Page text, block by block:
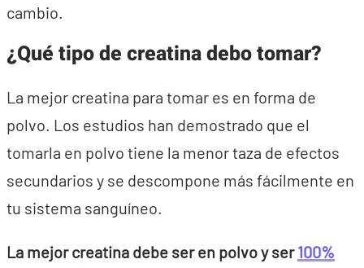
cambio.
¿Qué tipo de creatina debo tomar?
La mejor creatina para tomar es en forma de
polvo. Los estudios han demostrado que el
tomarla en polvo tiene la menor taza de efectos
secundarios y se descompone más fácilmente en
tu sistema sanguíneo.
La mejor creatina debe ser en polvo y ser100%